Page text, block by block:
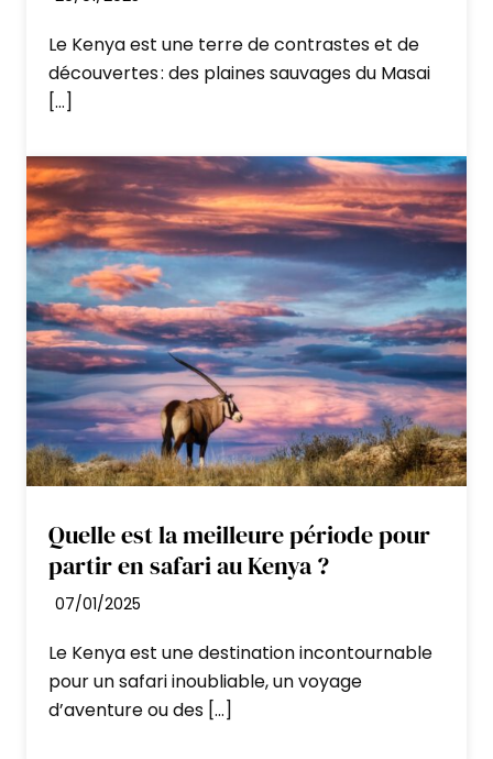
Petit déjeuner et route vers Nairobi.
Déjeuner
Cet itinéraire vous fait rêver mais il vous
manque un petit quelque chose pour qu’il
devienne LE safari au Kenya de vos rêves ?
N’hésitez pas appelez moi au 06 74 19 16 90
et parlons en ensemble. Ce programme est
un exemple, nous pourrons le réajuster en
fonction de vous.
Le Kenya est une terre de contrastes et de
découvertes : des plaines sauvages du Masai
[…]
Quelle est la meilleure période pour
partir en safari au Kenya ?
07/01/2025
Le Kenya est une destination incontournable
pour un safari inoubliable, un voyage
d’aventure ou des […]